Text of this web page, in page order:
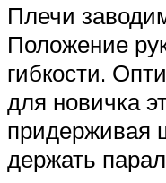
Плечи
Положение
гибкости.
для новичка
придерживая
держать